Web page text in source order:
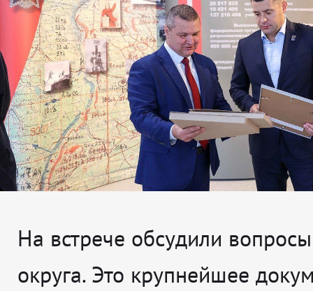
На встрече обсудили
округа. Это крупнейшее